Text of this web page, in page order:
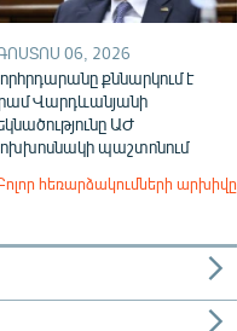
06, 2026
քննարկում է
Վարդևանյանի
ԱԺ
պաշտոնում
հեռարձակումների արխիվը